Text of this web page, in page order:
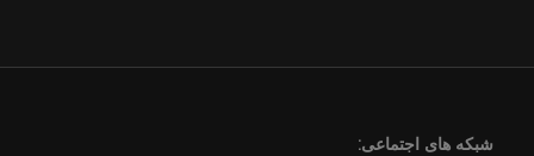
شبکه های اجتماعی: